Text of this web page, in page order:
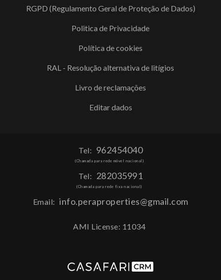
RGPD (Regulamento Geral de Proteção de Dados)
Politica de Privacidade
Política de cookies
RAL - Resolução alternativa de litígios
Livro de reclamações
Editar dados
Tel: 962454040
(Chamada para rede móvel nacional)
Tel: 282035991
(Chamada para rede fixa nacional)
Email: info.peraproperties@gmail.com
AMI License: 11034